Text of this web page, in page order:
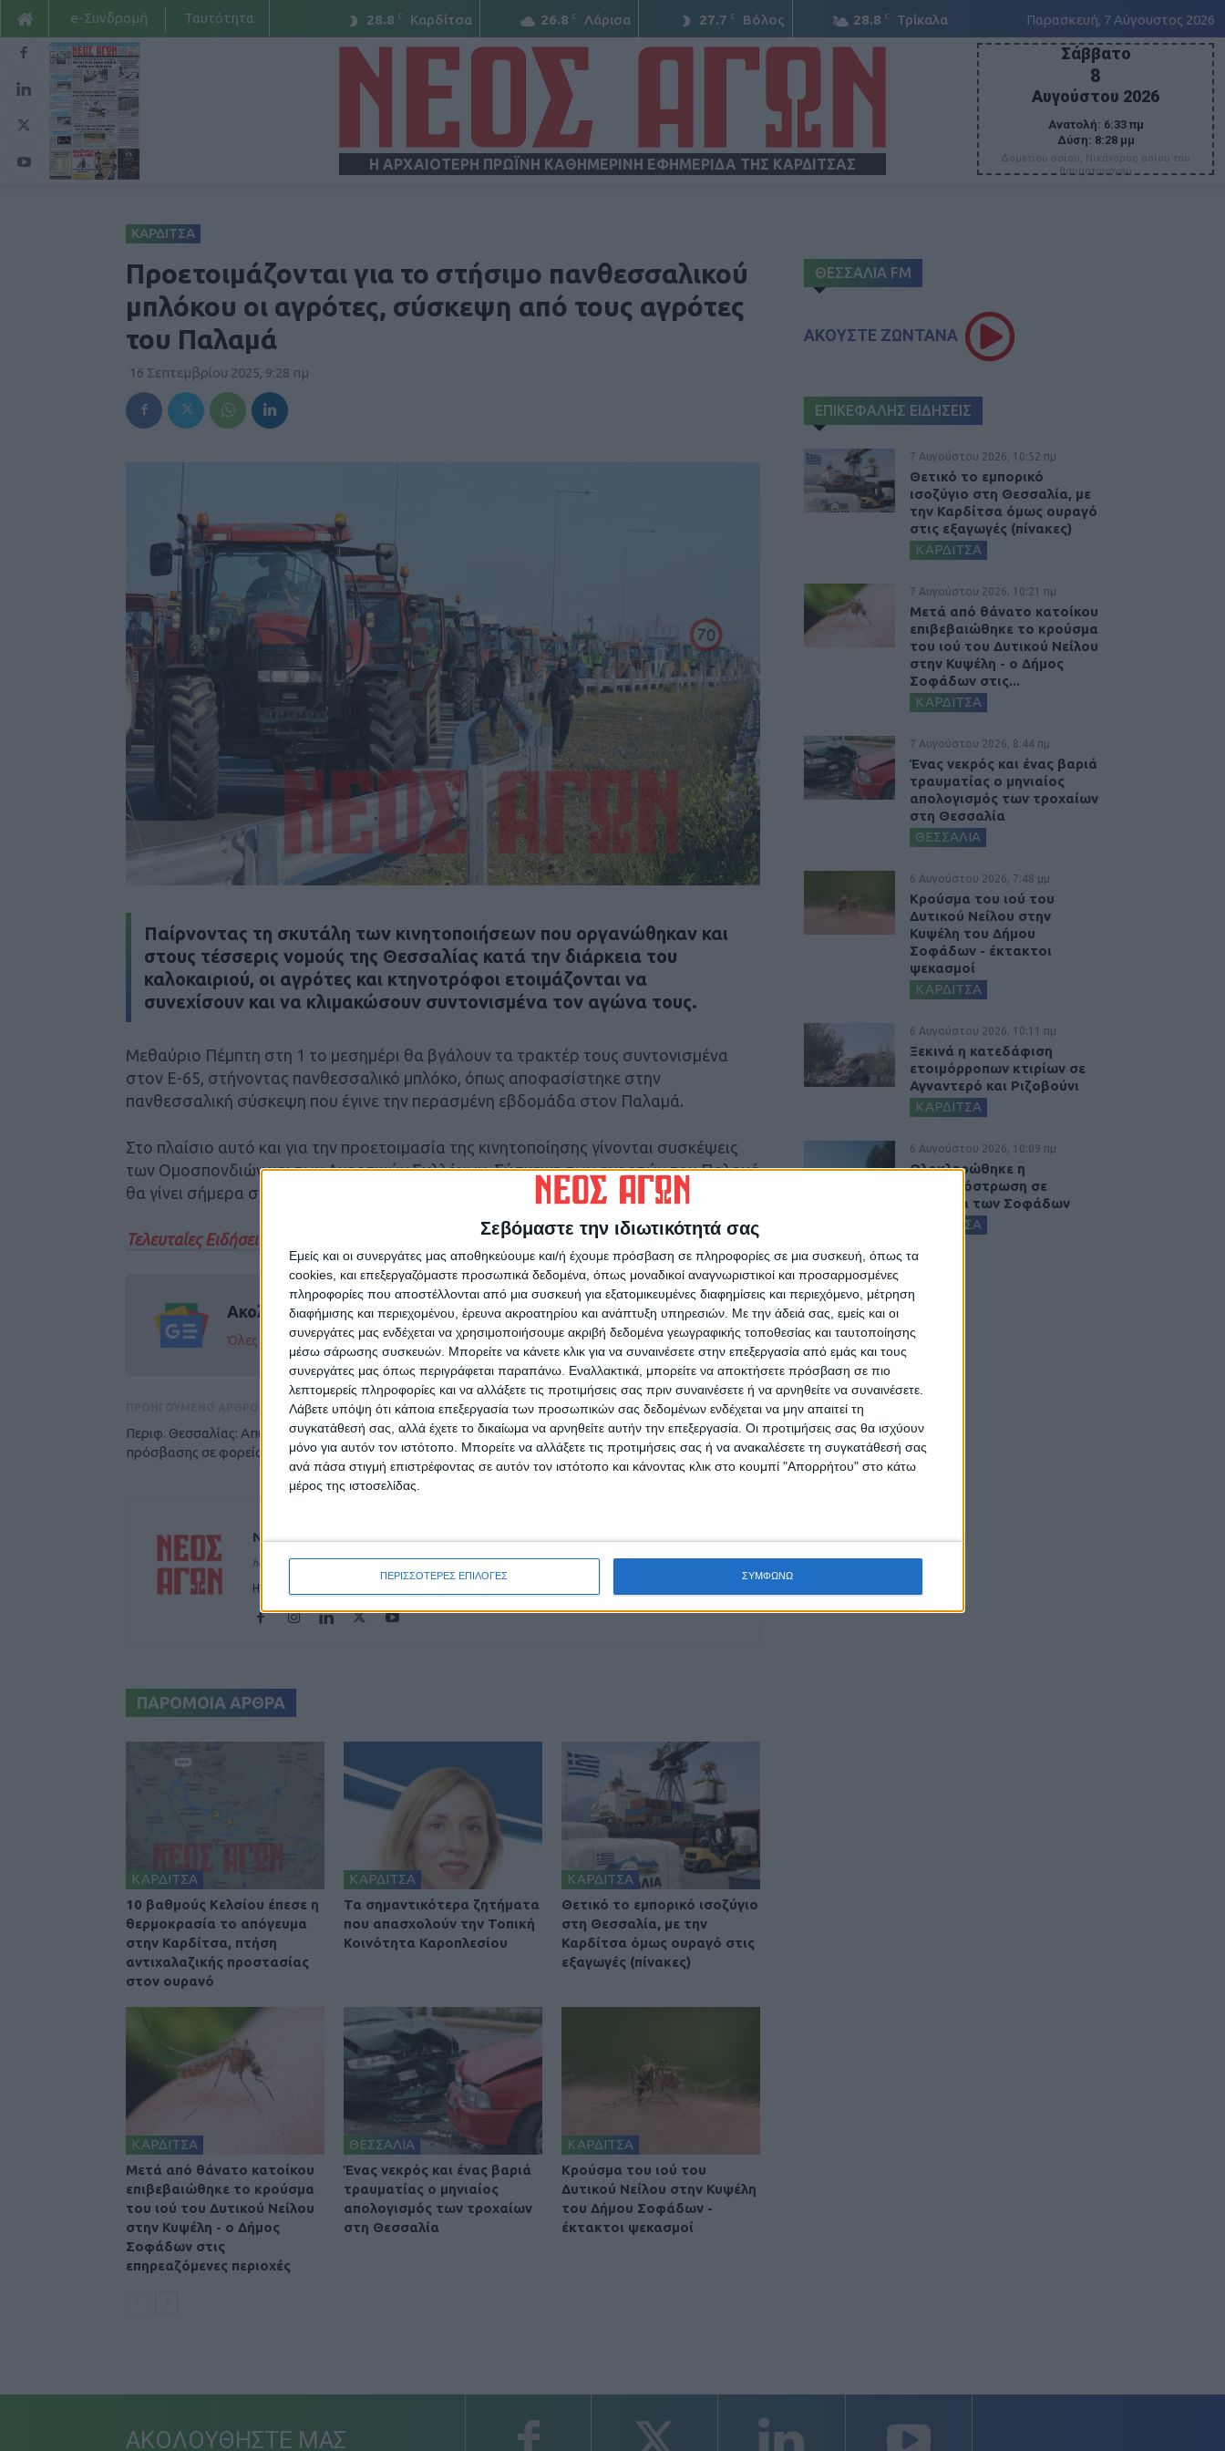
Σεβόμαστε την ιδιωτικότητά σας
Εμείς και οι συνεργάτες μας αποθηκεύουμε και/ή έχουμε πρόσβαση σε πληροφορίες σε μια συσκευή, όπως τα
cookies, και επεξεργαζόμαστε προσωπικά δεδομένα, όπως μοναδικοί αναγνωριστικοί και προσαρμοσμένες
πληροφορίες που αποστέλλονται από μια συσκευή για εξατομικευμένες διαφημίσεις και περιεχόμενο, μέτρηση
διαφήμισης και περιεχομένου, έρευνα ακροατηρίου και ανάπτυξη υπηρεσιών. Με την άδειά σας, εμείς και οι
συνεργάτες μας ενδέχεται να χρησιμοποιήσουμε ακριβή δεδομένα γεωγραφικής τοποθεσίας και ταυτοποίησης
μέσω σάρωσης συσκευών. Μπορείτε να κάνετε κλικ για να συναινέσετε στην επεξεργασία από εμάς και τους
συνεργάτες μας όπως περιγράφεται παραπάνω. Εναλλακτικά, μπορείτε να αποκτήσετε πρόσβαση σε πιο
λεπτομερείς πληροφορίες και να αλλάξετε τις προτιμήσεις σας πριν συναινέσετε ή να αρνηθείτε να συναινέσετε.
Λάβετε υπόψη ότι κάποια επεξεργασία των προσωπικών σας δεδομένων ενδέχεται να μην απαιτεί τη
συγκατάθεσή σας, αλλά έχετε το δικαίωμα να αρνηθείτε αυτήν την επεξεργασία. Οι προτιμήσεις σας θα ισχύουν
μόνο για αυτόν τον ιστότοπο. Μπορείτε να αλλάξετε τις προτιμήσεις σας ή να ανακαλέσετε τη συγκατάθεσή σας
ανά πάσα στιγμή επιστρέφοντας σε αυτόν τον ιστότοπο και κάνοντας κλικ στο κουμπί "Απορρήτου" στο κάτω
μέρος της ιστοσελίδας.
ΠΕΡΙΣΣΟΤΕΡΕΣ ΕΠΙΛΟΓΕΣ ΣΥΜΦΩΝΩ
28.8 C Καρδίτσα 26.8 C Λάρισα 27.7 C Βόλος 28.8 C Τρίκαλα Παρασκευή, 7 Αύγουστος 2026
e-Συνδρομή Ταυτότητα
Η ΑΡΧΑΙΟΤΕΡΗ ΠΡΩΪΝΗ ΚΑΘΗΜΕΡΙΝΗ ΕΦΗΜΕΡΙΔΑ ΤΗΣ ΚΑΡΔΙΤΣΑΣ
Σάββατο
8
Αυγούστου 2026
Ανατολή: 6:33 πμ
Δύση: 8:28 μμ
Δομετίου οσίου, Νικάνορος οσίου του
θαυματουργού
ΚΑΡΔΙΤΣΑ
Προετοιμάζονται για το στήσιμο πανθεσσαλικού
μπλόκου οι αγρότες, σύσκεψη από τους αγρότες
του Παλαμά
16 Σεπτεμβρίου 2025, 9:28 πμ
Παίρνοντας τη σκυτάλη των κινητοποιήσεων που οργανώθηκαν και
στους τέσσερις νομούς της Θεσσαλίας κατά την διάρκεια του
καλοκαιριού, οι αγρότες και κτηνοτρόφοι ετοιμάζονται να
συνεχίσουν και να κλιμακώσουν συντονισμένα τον αγώνα τους.
Μεθαύριο Πέμπτη στη 1 το μεσημέρι θα βγάλουν τα τρακτέρ τους συντονισμένα
στον Ε-65, στήνοντας πανθεσσαλικό μπλόκο, όπως αποφασίστηκε στην
πανθεσσαλική σύσκεψη που έγινε την περασμένη εβδομάδα στον Παλαμά.
Στο πλαίσιο αυτό και για την προετοιμασία της κινητοποίησης γίνονται συσκέψεις
των Ομοσπονδιών και των Αγροτικών Συλλόγων. Σύσκεψη των αγροτών του Παλαμά
θα γίνει σήμερα στις 8:30 το βράδυ στο κέντρο πολλαπλών χρήσεων.
Τελευταίες Ειδήσεις Σήμερα
Ακολούθησε την εφημερίδα ΝΕΟΣ ΑΓΩΝ στο Google News!
Όλες οι εξελίξεις στην περιοχή της Καρδίτσας και ευρύτερα της Θεσσαλίας
Περιφ. Θεσσαλίας: Απινιδωτές δημόσιας
πρόσβασης σε φορείς, ομάδες και συλλόγους
ΕΠΟΜΕΝΟ ΑΡΘΡΟ
Σύσκεψη από τη Ζ΄ ΚΟΘ για την ευλογιά των
προβάτων και τη ρυθμιστική θήρας
ΝΕΟΣ ΑΓΩΝ
https://neosagon.gr
Η Αρχαιότερη Καθημερινή Πρωινή Εφημερίδα της Καρδίτσας
ΠΑΡΟΜΟΙΑ ΑΡΘΡΑ
ΚΑΡΔΙΤΣΑ
10 βαθμούς Κελσίου έπεσε η
θερμοκρασία το απόγευμα
στην Καρδίτσα, πτήση
αντιχαλαζικής προστασίας
στον ουρανό
ΚΑΡΔΙΤΣΑ
Τα σημαντικότερα ζητήματα
που απασχολούν την Τοπική
Κοινότητα Καροπλεσίου
ΚΑΡΔΙΤΣΑ
Θετικό το εμπορικό ισοζύγιο
στη Θεσσαλία, με την
Καρδίτσα όμως ουραγό στις
εξαγωγές (πίνακες)
ΚΑΡΔΙΤΣΑ
Μετά από θάνατο κατοίκου
επιβεβαιώθηκε το κρούσμα
του ιού του Δυτικού Νείλου
στην Κυψέλη - ο Δήμος
Σοφάδων στις
επηρεαζόμενες περιοχές
ΘΕΣΣΑΛΙΑ
Ένας νεκρός και ένας βαριά
τραυματίας ο μηνιαίος
απολογισμός των τροχαίων
στη Θεσσαλία
ΚΑΡΔΙΤΣΑ
Κρούσμα του ιού του
Δυτικού Νείλου στην Κυψέλη
του Δήμου Σοφάδων -
έκτακτοι ψεκασμοί
ΘΕΣΣΑΛΙΑ FM
ΑΚΟΥΣΤΕ ΖΩΝΤΑΝΑ
ΕΠΙΚΕΦΑΛΗΣ ΕΙΔΗΣΕΙΣ
7 Αυγούστου 2026, 10:52 πμ
Θετικό το εμπορικό
ισοζύγιο στη Θεσσαλία, με
την Καρδίτσα όμως ουραγό
στις εξαγωγές (πίνακες)
ΚΑΡΔΙΤΣΑ
7 Αυγούστου 2026, 10:21 πμ
Μετά από θάνατο κατοίκου
επιβεβαιώθηκε το κρούσμα
του ιού του Δυτικού Νείλου
στην Κυψέλη - ο Δήμος
Σοφάδων στις...
ΚΑΡΔΙΤΣΑ
7 Αυγούστου 2026, 8:44 πμ
Ένας νεκρός και ένας βαριά
τραυματίας ο μηνιαίος
απολογισμός των τροχαίων
στη Θεσσαλία
ΘΕΣΣΑΛΙΑ
6 Αυγούστου 2026, 7:48 μμ
Κρούσμα του ιού του
Δυτικού Νείλου στην
Κυψέλη του Δήμου
Σοφάδων - έκτακτοι
ψεκασμοί
ΚΑΡΔΙΤΣΑ
6 Αυγούστου 2026, 10:11 πμ
Ξεκινά η κατεδάφιση
ετοιμόρροπων κτιρίων σε
Αγναντερό και Ριζοβούνι
ΚΑΡΔΙΤΣΑ
6 Αυγούστου 2026, 10:09 πμ
Ολοκληρώθηκε η
ασφαλτόστρωση σε
τμήματα των Σοφάδων
ΚΑΡΔΙΤΣΑ
ΑΚΟΛΟΥΘΗΣΤΕ ΜΑΣ